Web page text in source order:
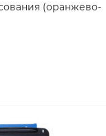
(оранжево-